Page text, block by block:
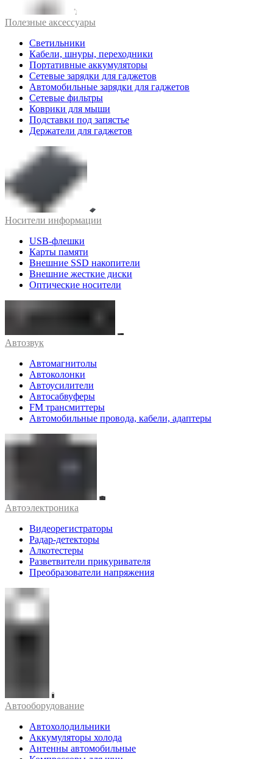
Полезные аксессуары
Светильники
Кабели, шнуры, переходники
Портативные аккумуляторы
Сетевые зарядки для гаджетов
Автомобильные зарядки для гаджетов
Сетевые фильтры
Коврики для мыши
Подставки под запястье
Держатели для гаджетов
Носители информации
USB-флешки
Карты памяти
Внешние SSD накопители
Внешние жесткие диски
Оптические носители
Автозвук
Автомагнитолы
Автоколонки
Автоусилители
Автосабвуферы
FM трансмиттеры
Автомобильные провода, кабели, адаптеры
Автоэлектроника
Видеорегистраторы
Радар-детекторы
Алкотестеры
Разветвители прикуривателя
Преобразователи напряжения
Автооборудование
Автохолодильники
Аккумуляторы холода
Антенны автомобильные